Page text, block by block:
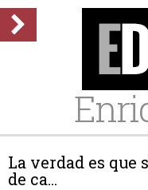
La verdad es
de ca...